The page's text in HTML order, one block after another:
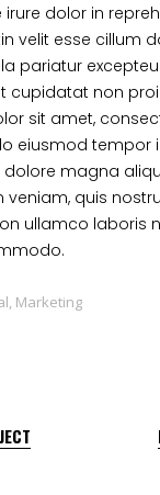
irure dolor in
velit esse cillum
pariatur
cupidatat non
sit amet,
eiusmod tempor
magna
veniam, quis
ullamco laboris
, Marketing